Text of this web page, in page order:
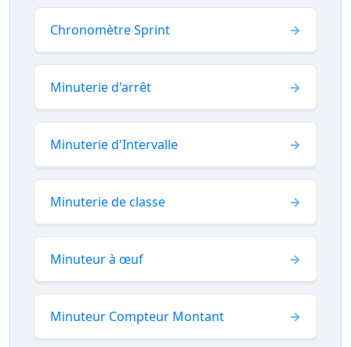
Chronomètre Sprint
Minuterie d'arrêt
Minuterie d'Intervalle
Minuterie de classe
Minuteur à œuf
Minuteur Compteur Montant